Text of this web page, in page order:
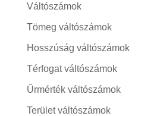
Váltószámok
Tömeg váltószámok
Hosszúság váltószámok
Térfogat váltószámok
Űrmérték váltószámok
Terület váltószámok